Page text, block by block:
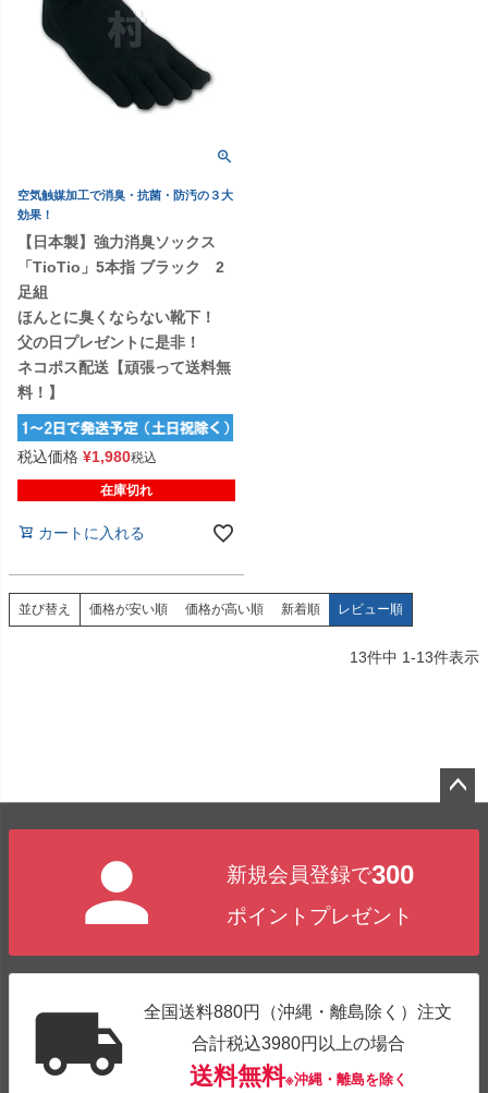
空気触媒加工で消臭・抗菌・防汚の３大
効果！
【日本製】強力消臭ソックス
「TioTio」5本指 ブラック 2
足組
ほんとに臭くならない靴下！
父の日プレゼントに是非！
ネコポス配送【頑張って送料無
料！】
税込価格 ¥1,980税込
在庫切れ
カートに入れる
並び替え 価格が安い順 価格が高い順 新着順 レビュー順
13件中 1-13件表示
新規会員登録で300
ポイントプレゼント
全国送料880円（沖縄・離島除く）注文
合計税込3980円以上の場合
送料無料※沖縄・離島を除く